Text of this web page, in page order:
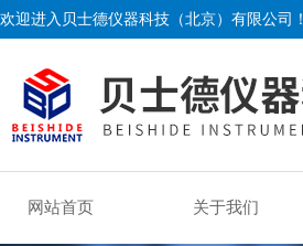
欢迎进入贝士德仪器科技（北京）有限公司！
网站首页 关于我们